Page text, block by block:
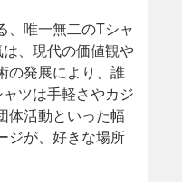
、唯一無二のTシャ
、現代の価値観や
の発展により、誰
ツは手軽さやカジ
体活動といった幅
ジが、好きな場所